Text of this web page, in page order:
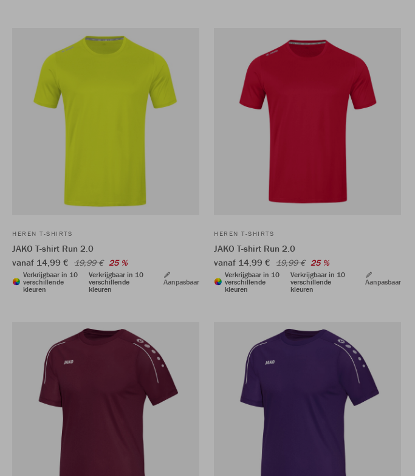
HEREN T-SHIRTS
JAKO T-shirt Run 2.0
vanaf 14,99 € 19,99 € 25 %
Verkrijgbaar in 10
verschillende
kleuren
Verkrijgbaar in 10
verschillende
kleuren
Aanpasbaar
HEREN T-SHIRTS
JAKO T-shirt Run 2.0
vanaf 14,99 € 19,99 € 25 %
Verkrijgbaar in 10
verschillende
kleuren
Verkrijgbaar in 10
verschillende
kleuren
Aanpasbaar